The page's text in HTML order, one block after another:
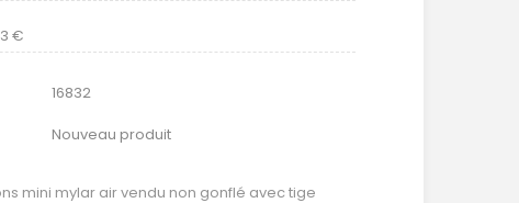
€
16832
Nouveau produit
mini mylar air vendu non gonflé avec tige